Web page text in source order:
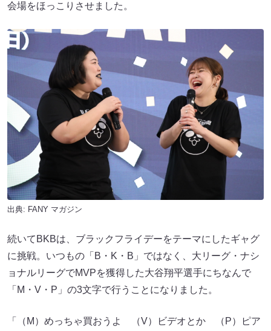
会場をほっこりさせました。
出典: FANY マガジン
続いてBKBは、ブラックフライデーをテーマにしたギャグ
に挑戦。いつもの「B・K・B」ではなく、大リーグ・ナシ
ョナルリーグでMVPを獲得した大谷翔平選手にちなんで
「M・V・P」の3文字で行うことになりました。
「（M）めっちゃ買おうよ （V）ビデオとか （P）ピア